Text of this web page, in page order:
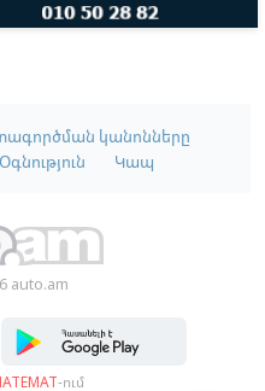
կանոնները
Օգնություն Կապ
auto.am
-ում